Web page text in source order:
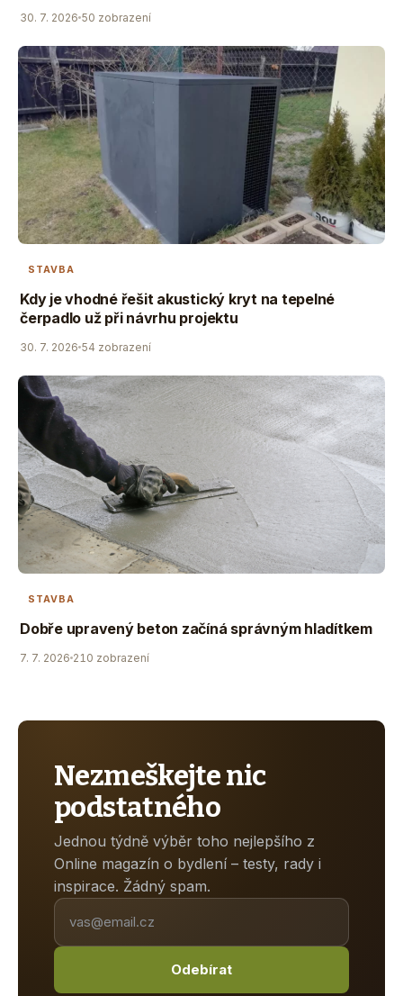
30. 7. 2026 50 zobrazení
STAVBA
Kdy je vhodné řešit akustický kryt na tepelné
čerpadlo už při návrhu projektu
30. 7. 2026 54 zobrazení
STAVBA
Dobře upravený beton začíná správným hladítkem
7. 7. 2026 210 zobrazení
Nezmeškejte nic
podstatného
Jednou týdně výběr toho nejlepšího z
Online magazín o bydlení – testy, rady i
inspirace. Žádný spam.
Odebírat